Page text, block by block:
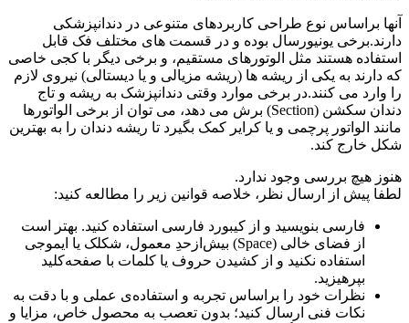
آنها براساس نوع طراحی کاربردهای متنوعی در دندانپزشکی
دارند.برخی یونیورسال بوده و در قسمت های مختلف فک قابل
استفاده هستند مثل الوتورهای مستقیم، و برخی دیگر با کجی خاصی
که دارند به یکی از ریشه ها (ریشه مزیالی و یا دیستالی) نیروی لازم
را وارد می کنند.در برخی موارد وقتی دندانپزشک به ریشه و تاج
دندان سکشن (Section) برش می دهد، می توان از برخی الواتورها
مانند الواتور پرچمی و یا کرایر کمک بگیرد تا ریشه دندان را به بهترین
شکل خارج کند.
هنوز هیچ بررسی وجود ندارد.
لطفا پیش از ارسال نظر، خلاصه قوانین زیر را مطالعه کنید:
فارسی بنویسید و از کیبورد فارسی استفاده کنید. بهتر است
از فضای خالی (Space) بیش‌از‌حدِ معمول، شکلک یا ایموجی
استفاده نکنید و از کشیدن حروف یا کلمات با صفحه‌کلید
بپرهیزید.
نظرات خود را براساس تجربه و استفاده‌ی عملی و با دقت به
نکات فنی ارسال کنید؛ بدون تعصب به محصول خاص، مزایا و